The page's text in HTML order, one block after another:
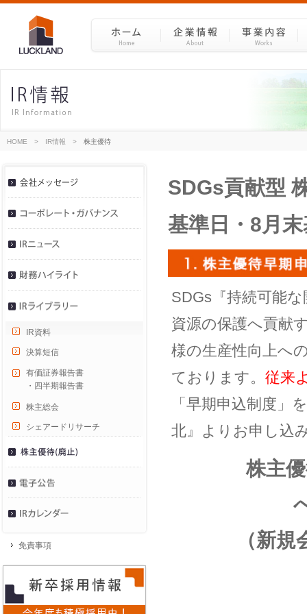
HOME > IR情報 > 株主優待
SDGs貢献型
基準日・8月
SDGs『持続可能
資源の保護へ貢献
様の生産性向上へ
ております。 従来
「早期申込制度」
北』よりお申し込
株主
（新
IR資料
決算短信
有価証券報告書
・四半期報告書
株主総会
シェアードリサーチ
免責事項